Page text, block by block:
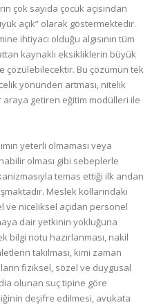
çok sayıda çocuk açısından
açık” olarak göstermektedir.
ihtiyacı olduğu algısının tüm
kaynaklı eksikliklerin büyük
çözülebilecektir. Bu çözümün tek
yönünden artması, nitelik
getiren eğitim modülleri ile
yeterli olmaması veya
olması gibi sebeplerle
temas ettiği ilk andan
Meslek kollarındaki
ve niceliksel açıdan personel
dair yetkinin yokluğuna
bilgi notu hazırlanması, nakil
takılması, kimi zaman
fiziksel, sözel ve duygusal
olunan suç tipine göre
deşifre edilmesi, avukata